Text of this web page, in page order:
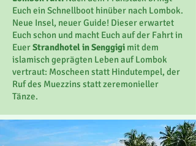
Euch ein Schnellboot hinüber nach Lombok.
Neue Insel, neuer Guide! Dieser erwartet
Euch schon und macht Euch auf der Fahrt in
EuerStrandhotel in Senggigi mit dem
islamisch geprägten Leben auf Lombok
vertraut: Moscheen statt Hindutempel, der
Ruf des Muezzins statt zeremonieller
Tänze.